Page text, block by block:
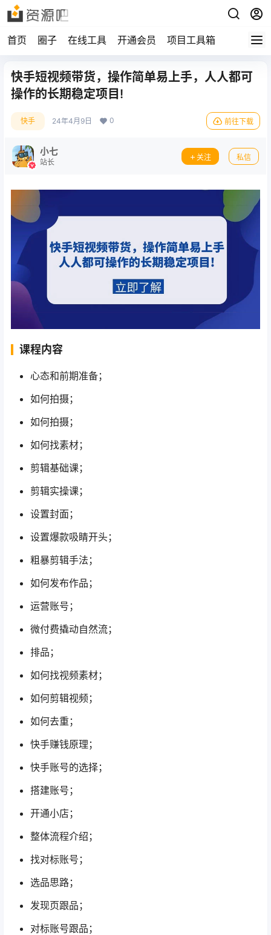
首页 圈子 在线工具 开通会员 项目工具箱
快手短视频带货，操作简单易上手，人人都可
操作的长期稳定项目!
快手 24年4月9日 0 前往下载
小七
站长
关注 私信
课程内容
心态和前期准备；
如何拍摄；
如何拍摄；
如何找素材；
剪辑基础课；
剪辑实操课；
设置封面；
设置爆款吸睛开头；
粗暴剪辑手法；
如何发布作品；
运营账号；
微付费撬动自然流；
排品；
如何找视频素材；
如何剪辑视频；
如何去重；
快手赚钱原理；
快手账号的选择；
搭建账号；
开通小店；
整体流程介绍；
找对标账号；
选品思路；
发现页跟品；
对标账号跟品；